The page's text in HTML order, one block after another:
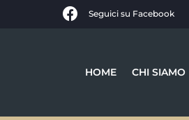
 Seguici su Facebook
HOME CHI SIAMO